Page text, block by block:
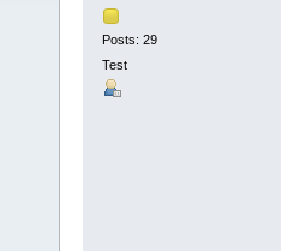
Posts: 29
Test